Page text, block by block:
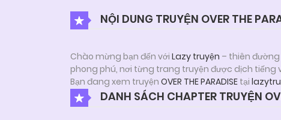
NỘI DUNG TRUYỆN OVER THE
Chào mừng bạn đến với Lazy truyện – thiên
phong phú, nơi từng trang truyện được dịch tiếng
Bạn đang xem truyện OVER THE PARADISE tại
DANH SÁCH CHAPTER TRUYỆN